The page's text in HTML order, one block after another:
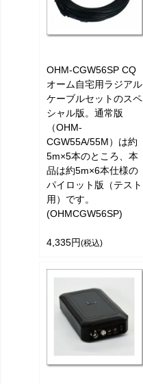
OHM-CGW56SP CQ
オーム自宅用ラジアル
ケーブルセットのスペ
シャル版。通常版
（OHM-
CGW55A/55M）は約
5m×5本のところ、本
品は約5m×6本仕様の
パイロット版（テスト
用）です。
(OHMCGW56SP)
4,335円(税込)